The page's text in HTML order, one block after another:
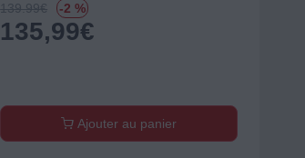
139.99€ -2 %
135,99€
Ajouter au panier